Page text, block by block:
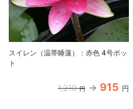
スイレン（温帯睡蓮）：赤色 4号ポッ
ト
1,210 円 915 円